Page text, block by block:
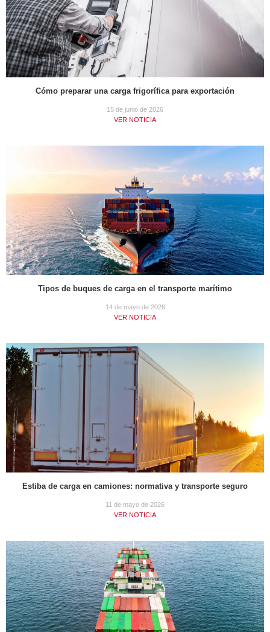
Cómo preparar una carga frigorífica para exportación
15 de junio de 2026
VER NOTICIA
Tipos de buques de carga en el transporte marítimo
14 de mayo de 2026
VER NOTICIA
Estiba de carga en camiones: normativa y transporte seguro
11 de mayo de 2026
VER NOTICIA